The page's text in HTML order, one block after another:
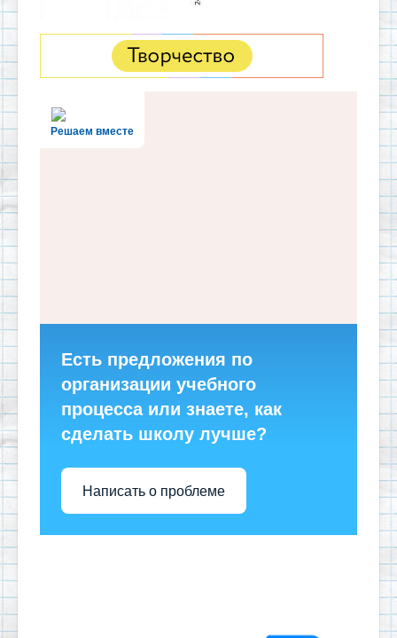
Решаем вместе
Есть предложения по
организации учебного
процесса или знаете, как
сделать школу лучше?
Написать о проблеме